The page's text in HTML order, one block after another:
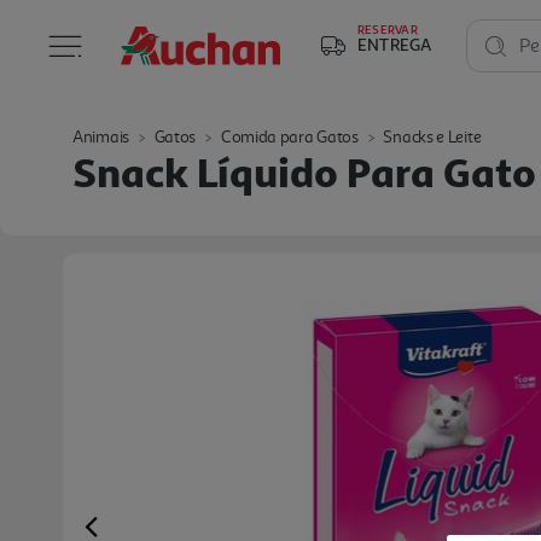
RESERVAR
ENTREGA
Animais Gatos Comida para Gatos Snacks e Leite
Snack Líquido Para